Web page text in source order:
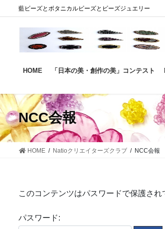
ン
ビ
移
動
藍ビーズとボタニカルビーズとビーズジュエリー
HOME 「日本の美・創作の美」コンテスト
NCC会報
HOME Natioクリエイターズクラブ NCC会報
このコンテンツはパスワードで保護さ
パスワード: